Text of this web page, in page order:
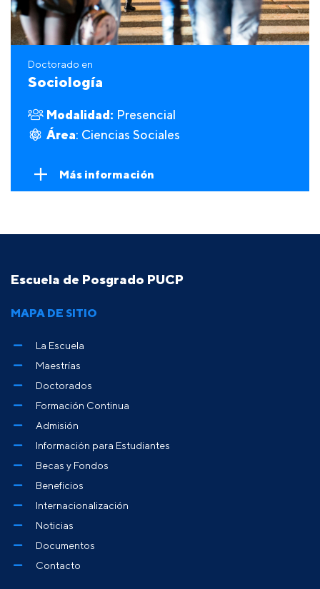
Doctorado en
Sociología
Modalidad: Presencial
Área: Ciencias Sociales
Más información
Escuela de Posgrado PUCP
MAPA DE SITIO
La Escuela
Maestrías
Doctorados
Formación Continua
Admisión
Información para Estudiantes
Becas y Fondos
Beneficios
Internacionalización
Noticias
Documentos
Contacto